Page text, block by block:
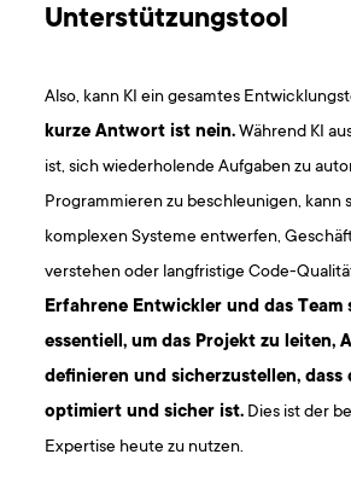
Unterstützungstool
Also, kann KI ein gesamtes
kurze Antwort ist nein.Während KI
ist, sich wiederholende Aufgaben zu
Programmieren zu beschleunigen, kann
komplexen Systeme entwerfen,
verstehen oder langfristige Code-
Erfahrene Entwickler und das Team
essentiell, um das Projekt zu leiten,
definieren und sicherzustellen, dass
optimiert und sicher ist. Dies ist der
Expertise heute zu nutzen.